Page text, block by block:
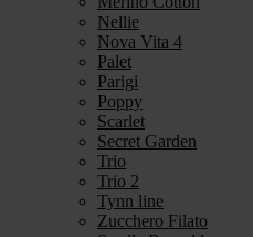
Nellie
Nova Vita 4
Palet
Parigi
Poppy
Scarlet
Secret Garden
Trio
Trio 2
Tynn line
Zucchero Filato